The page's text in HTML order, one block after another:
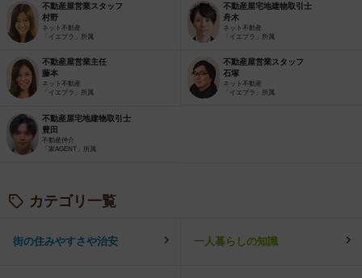
不動産屋営業スタッフ
村野
ネット不動産
「イエプラ」所属
不動産屋宅地建物取引士
舟木
ネット不動産
「イエプラ」所属
不動産屋営業主任
藤本
ネット不動産
「イエプラ」所属
不動産屋営業スタッフ
石塚
ネット不動産
「イエプラ」所属
不動産屋宅地建物取引士
豊田
不動産仲介
「家AGENT」所属
カテゴリ一覧
街の住みやすさや治安 一人暮らしの知識